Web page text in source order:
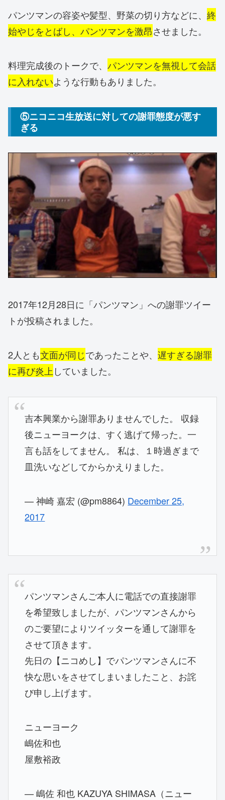
パンツマンの容姿や髪型、野菜の切り方などに、 終
始やじをとばし、パンツマンを激昂させました。
料理完成後のトークで、 パンツマンを無視して会話
に入れないような行動もありました。
⑤ニコニコ生放送に対しての謝罪態度が悪す
ぎる
2017年12月28日に「パンツマン」への謝罪ツイー
トが投稿されました。
2人とも文面が同じであったことや、 遅すぎる謝罪
に再び炎上 していました。
吉本興業から謝罪ありませんでした。 収録
後ニューヨークは、すく逃げて帰った。一
言も話をしてません。 私は、１時過ぎまで
皿洗いなどしてからかえりました。
— 神崎 嘉宏 (@pm8864) December 25,
2017
パンツマンさんご本人に電話での直接謝罪
を希望致しましたが、パンツマンさんから
のご要望によりツイッターを通して謝罪を
させて頂きます。
先日の【ニコめし】でパンツマンさんに不
快な思いをさせてしまいましたこと、お詫
び申し上げます。
ニューヨーク
嶋佐和也
屋敷裕政
— 嶋佐 和也 KAZUYA SHIMASA（ニュー